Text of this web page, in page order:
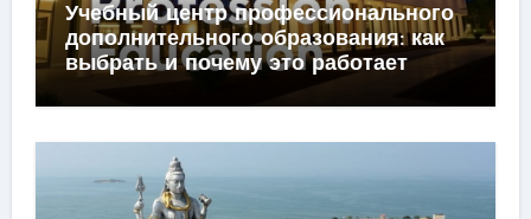
Учебный центр профессионального
дополнительного образования: как
выбрать и почему это работает